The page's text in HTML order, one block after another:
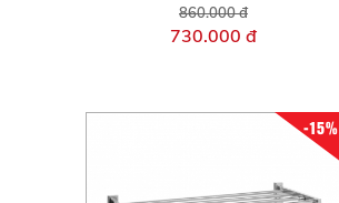
860.000 đ
730.000 đ
-15%